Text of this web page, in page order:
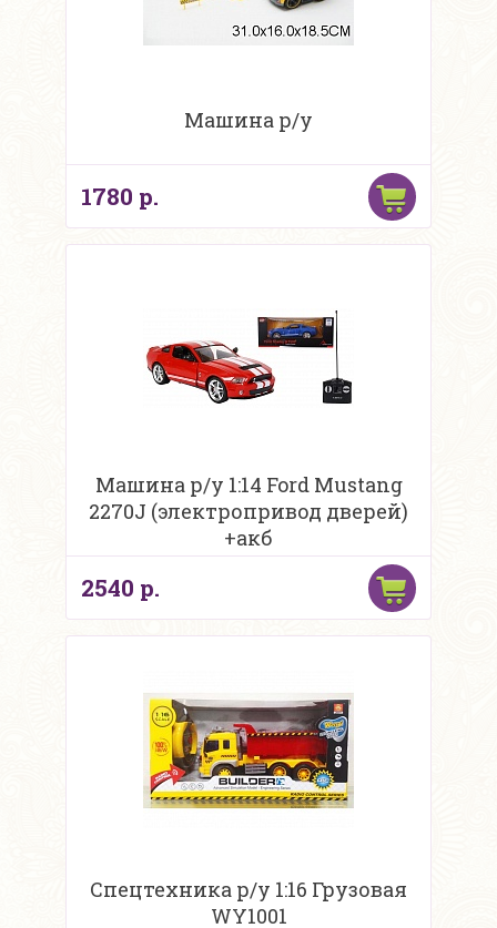
Машина р/у
1780 р.
Машина р/у 1:14 Ford Mustang
2270J (электропривод дверей)
+акб
2540 р.
Спецтехника р/у 1:16 Грузовая
WY1001